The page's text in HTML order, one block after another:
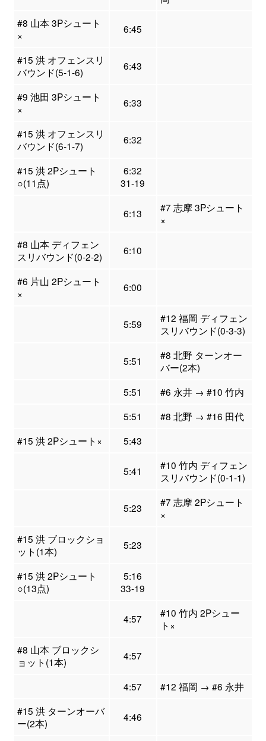
#8 山本 3Pシュート
×
6:45
#15 洪 オフェンスリ
バウンド(5-1-6)
6:43
#9 池田 3Pシュート
×
6:33
#15 洪 オフェンスリ
バウンド(6-1-7)
6:32
#15 洪 2Pシュート
○(11点)
6:32
31-19
6:13
#7 志摩 3Pシュート
×
#8 山本 ディフェン
スリバウンド(0-2-2)
6:10
#6 片山 2Pシュート
×
6:00
5:59
#12 福岡 ディフェン
スリバウンド(0-3-3)
5:51
#8 北野 ターンオー
バー(2本)
5:51
#6 永井 → #10 竹内
5:51
#8 北野 → #16 田代
#15 洪 2Pシュート×
5:43
5:41
#10 竹内 ディフェン
スリバウンド(0-1-1)
5:23
#7 志摩 2Pシュート
×
#15 洪 ブロックショ
ット(1本)
5:23
#15 洪 2Pシュート
○(13点)
5:16
33-19
4:57
#10 竹内 2Pシュー
ト×
#8 山本 ブロックシ
ョット(1本)
4:57
4:57
#12 福岡 → #6 永井
#15 洪 ターンオーバ
ー(2本)
4:46